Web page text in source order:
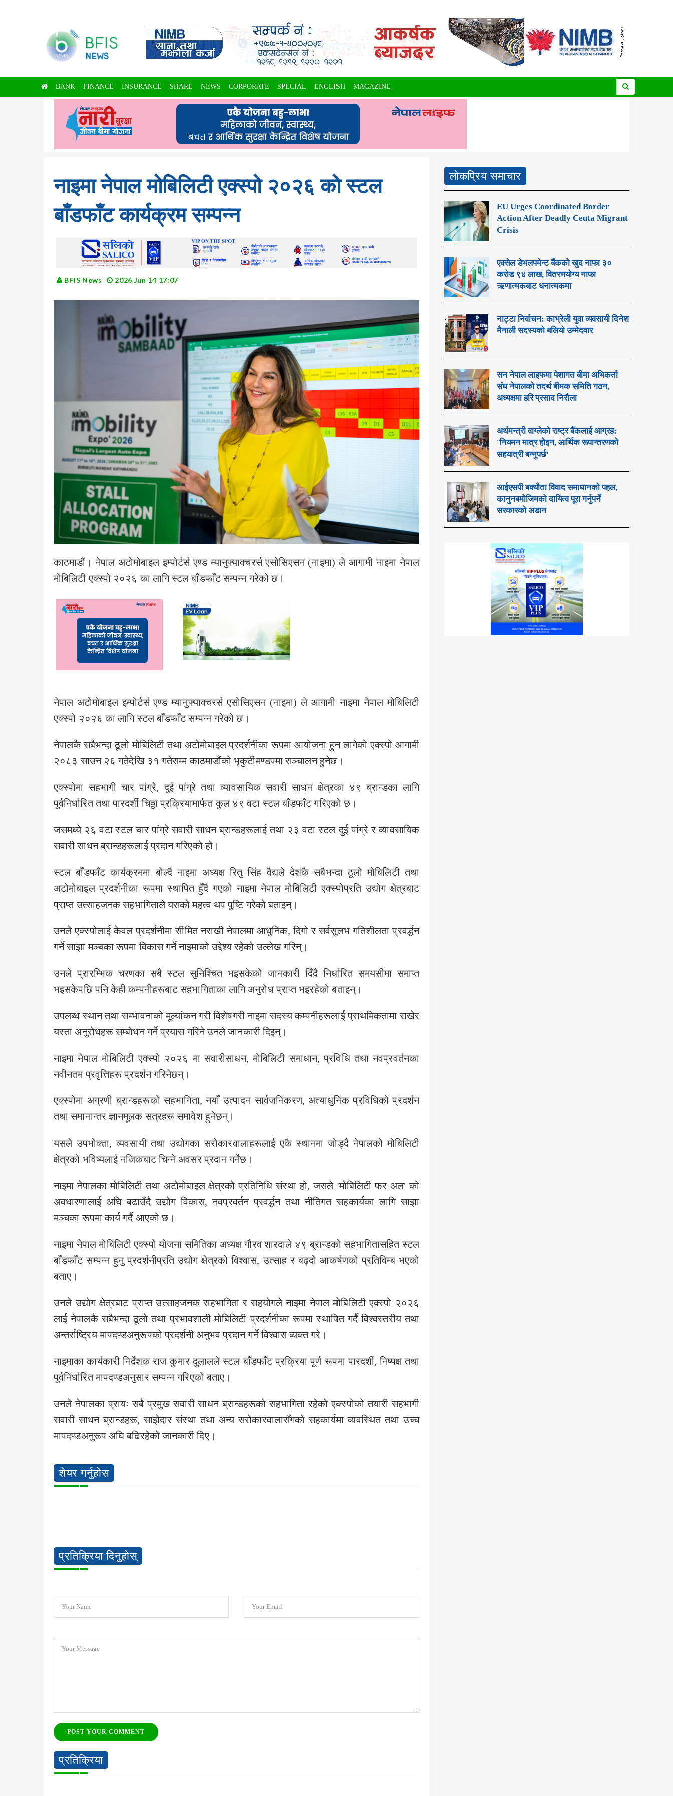
BANK FINANCE INSURANCE SHARE NEWS CORPORATE SPECIAL ENGLISH MAGAZINE
नाइमा नेपाल मोबिलिटी एक्स्पो २०२६ को स्टल
बाँडफाँट कार्यक्रम सम्पन्न
BFIS News 2026 Jun 14 17:07
काठमाडौं। नेपाल अटोमोबाइल इम्पोर्टर्स एण्ड म्यानुफ्याक्चरर्स एसोसिएसन (नाइमा) ले आगामी नाइमा नेपाल
मोबिलिटी एक्स्पो २०२६ का लागि स्टल बाँडफाँट सम्पन्न गरेको छ।
नेपाल अटोमोबाइल इम्पोर्टर्स एण्ड म्यानुफ्याक्चरर्स एसोसिएसन (नाइमा) ले आगामी नाइमा नेपाल मोबिलिटी
एक्स्पो २०२६ का लागि स्टल बाँडफाँट सम्पन्न गरेको छ।
नेपालकै सबैभन्दा ठूलो मोबिलिटी तथा अटोमोबाइल प्रदर्शनीका रूपमा आयोजना हुन लागेको एक्स्पो आगामी
२०८३ साउन २६ गतेदेखि ३१ गतेसम्म काठमाडौंको भृकुटीमण्डपमा सञ्चालन हुनेछ।
एक्स्पोमा सहभागी चार पांग्रे, दुई पांग्रे तथा व्यावसायिक सवारी साधन क्षेत्रका ४९ ब्रान्डका लागि
पूर्वनिर्धारित तथा पारदर्शी चिठ्ठा प्रक्रियामार्फत कुल ४९ वटा स्टल बाँडफाँट गरिएको छ।
जसमध्ये २६ वटा स्टल चार पांग्रे सवारी साधन ब्रान्डहरूलाई तथा २३ वटा स्टल दुई पांग्रे र व्यावसायिक
सवारी साधन ब्रान्डहरूलाई प्रदान गरिएको हो।
स्टल बाँडफाँट कार्यक्रममा बोल्दै नाइमा अध्यक्ष रितु सिंह वैद्यले देशकै सबैभन्दा ठूलो मोबिलिटी तथा
अटोमोबाइल प्रदर्शनीका रूपमा स्थापित हुँदै गएको नाइमा नेपाल मोबिलिटी एक्स्पोप्रति उद्योग क्षेत्रबाट
प्राप्त उत्साहजनक सहभागिताले यसको महत्व थप पुष्टि गरेको बताइन्।
उनले एक्स्पोलाई केवल प्रदर्शनीमा सीमित नराखी नेपालमा आधुनिक, दिगो र सर्वसुलभ गतिशीलता प्रवर्द्धन
गर्ने साझा मञ्चका रूपमा विकास गर्ने नाइमाको उद्देश्य रहेको उल्लेख गरिन्।
उनले प्रारम्भिक चरणका सबै स्टल सुनिश्चित भइसकेको जानकारी दिँदै निर्धारित समयसीमा समाप्त
भइसकेपछि पनि केही कम्पनीहरूबाट सहभागिताका लागि अनुरोध प्राप्त भइरहेको बताइन्।
उपलब्ध स्थान तथा सम्भावनाको मूल्यांकन गरी विशेषगरी नाइमा सदस्य कम्पनीहरूलाई प्राथमिकतामा राखेर
यस्ता अनुरोधहरू सम्बोधन गर्ने प्रयास गरिने उनले जानकारी दिइन्।
नाइमा नेपाल मोबिलिटी एक्स्पो २०२६ मा सवारीसाधन, मोबिलिटी समाधान, प्रविधि तथा नवप्रवर्तनका
नवीनतम प्रवृत्तिहरू प्रदर्शन गरिनेछन्।
एक्स्पोमा अग्रणी ब्रान्डहरूको सहभागिता, नयाँ उत्पादन सार्वजनिकरण, अत्याधुनिक प्रविधिको प्रदर्शन
तथा समानान्तर ज्ञानमूलक सत्रहरू समावेश हुनेछन्।
यसले उपभोक्ता, व्यवसायी तथा उद्योगका सरोकारवालाहरूलाई एकै स्थानमा जोड्दै नेपालको मोबिलिटी
क्षेत्रको भविष्यलाई नजिकबाट चिन्ने अवसर प्रदान गर्नेछ।
नाइमा नेपालका मोबिलिटी तथा अटोमोबाइल क्षेत्रको प्रतिनिधि संस्था हो, जसले 'मोबिलिटी फर अल' को
अवधारणालाई अघि बढाउँदै उद्योग विकास, नवप्रवर्तन प्रवर्द्धन तथा नीतिगत सहकार्यका लागि साझा
मञ्चका रूपमा कार्य गर्दै आएको छ।
नाइमा नेपाल मोबिलिटी एक्स्पो योजना समितिका अध्यक्ष गौरव शारदाले ४९ ब्रान्डको सहभागितासहित स्टल
बाँडफाँट सम्पन्न हुनु प्रदर्शनीप्रति उद्योग क्षेत्रको विश्वास, उत्साह र बढ्दो आकर्षणको प्रतिविम्ब भएको
बताए।
उनले उद्योग क्षेत्रबाट प्राप्त उत्साहजनक सहभागिता र सहयोगले नाइमा नेपाल मोबिलिटी एक्स्पो २०२६
लाई नेपालकै सबैभन्दा ठूलो तथा प्रभावशाली मोबिलिटी प्रदर्शनीका रूपमा स्थापित गर्दै विश्वस्तरीय तथा
अन्तर्राष्ट्रिय मापदण्डअनुरूपको प्रदर्शनी अनुभव प्रदान गर्ने विश्वास व्यक्त गरे।
नाइमाका कार्यकारी निर्देशक राज कुमार दुलालले स्टल बाँडफाँट प्रक्रिया पूर्ण रूपमा पारदर्शी, निष्पक्ष तथा
पूर्वनिर्धारित मापदण्डअनुसार सम्पन्न गरिएको बताए।
उनले नेपालका प्रायः सबै प्रमुख सवारी साधन ब्रान्डहरूको सहभागिता रहेको एक्स्पोको तयारी सहभागी
सवारी साधन ब्रान्डहरू, साझेदार संस्था तथा अन्य सरोकारवालासँगको सहकार्यमा व्यवस्थित तथा उच्च
मापदण्डअनुरूप अघि बढिरहेको जानकारी दिए।
शेयर गर्नुहोस
प्रतिक्रिया दिनुहोस्
Your Name Your Email
Your Message
POST YOUR COMMENT
प्रतिक्रिया
लोकप्रिय समाचार
EU Urges Coordinated Border
Action After Deadly Ceuta Migrant
Crisis
एक्सेल डेभलपमेन्ट बैंकको खुद नाफा ३०
करोड ९४ लाख, वितरणयोग्य नाफा
ऋणात्मकबाट धनात्मकमा
नाट्टा निर्वाचन: काभ्रेली युवा व्यवसायी दिनेश
मैनाली सदस्यको बलियो उम्मेदवार
सन नेपाल लाइफमा पेशागत बीमा अभिकर्ता
संघ नेपालको तदर्थ बीमक समिति गठन,
अध्यक्षमा हरि प्रसाद निरौला
अर्थमन्त्री वाग्लेको राष्ट्र बैंकलाई आग्रह:
'नियमन मात्र होइन, आर्थिक रूपान्तरणको
सहयात्री बन्नुपर्छ'
आईएसपी बक्यौता विवाद समाधानको पहल,
कानुनबमोजिमको दायित्व पूरा गर्नुपर्ने
सरकारको अडान